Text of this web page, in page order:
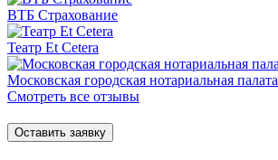
ВТБ Страхование
Театр Et Cetera
Московская городская нотариальная палата
Смотреть все отзывы
Оставить заявку